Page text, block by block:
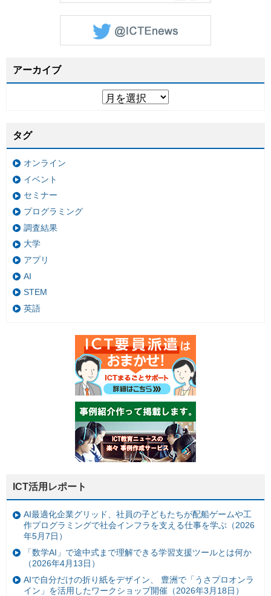
アーカイブ
タグ
オンライン
イベント
セミナー
プログラミング
調査結果
大学
アプリ
AI
STEM
英語
ICT活用レポート
AI最適化企業グリッド、社員の子どもたちが配船ゲームや工
作プログラミングで社会インフラを支える仕事を学ぶ（2026
年5月7日）
「数学AI」で途中式まで理解できる学習支援ツールとは何か
（2026年4月13日）
AIで自分だけの折り紙をデザイン、 豊洲で「うさプロオンラ
イン」を活用したワークショップ開催（2026年3月18日）